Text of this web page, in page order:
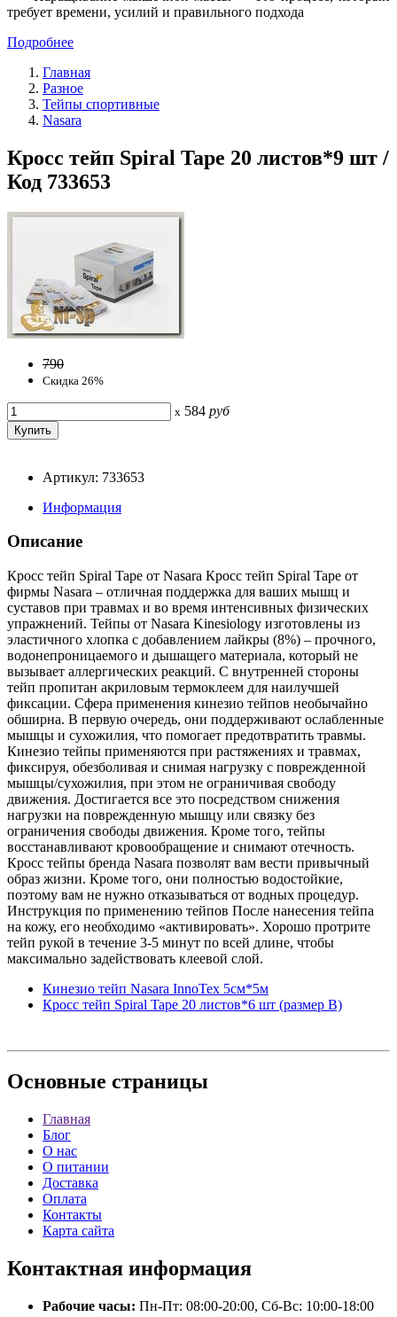
требует времени, усилий и правильного подхода
Подробнее
Главная
Разное
Тейпы спортивные
Nasara
Кросс тейп Spiral Tape 20 листов*9 шт /
Код 733653
790
Скидка 26%
x 584 руб
Артикул: 733653
Информация
Описание
Кросс тейп Spiral Tape от Nasara Кросс тейп Spiral Tape от
фирмы Nasara – отличная поддержка для ваших мышц и
суставов при травмах и во время интенсивных физических
упражнений. Тейпы от Nasara Kinesiology изготовлены из
эластичного хлопка с добавлением лайкры (8%) – прочного,
водонепроницаемого и дышащего материала, который не
вызывает аллергических реакций. С внутренней стороны
тейп пропитан акриловым термоклеем для наилучшей
фиксации. Сфера применения кинезио тейпов необычайно
обширна. В первую очередь, они поддерживают ослабленные
мышцы и сухожилия, что помогает предотвратить травмы.
Кинезио тейпы применяются при растяжениях и травмах,
фиксируя, обезболивая и снимая нагрузку с поврежденной
мышцы/сухожилия, при этом не ограничивая свободу
движения. Достигается все это посредством снижения
нагрузки на поврежденную мышцу или связку без
ограничения свободы движения. Кроме того, тейпы
восстанавливают кровообращение и снимают отечность.
Кросс тейпы бренда Nasara позволят вам вести привычный
образ жизни. Кроме того, они полностью водостойкие,
поэтому вам не нужно отказываться от водных процедур.
Инструкция по применению тейпов После нанесения тейпа
на кожу, его необходимо «активировать». Хорошо протрите
тейп рукой в течение 3-5 минут по всей длине, чтобы
максимально задействовать клеевой слой.
Кинезио тейп Nasara InnoTex 5см*5м
Кросс тейп Spiral Tape 20 листов*6 шт (размер В)
Основные страницы
Главная
Блог
О нас
О питании
Доставка
Оплата
Контакты
Карта сайта
Контактная информация
Рабочие часы: Пн-Пт: 08:00-20:00, Сб-Вс: 10:00-18:00